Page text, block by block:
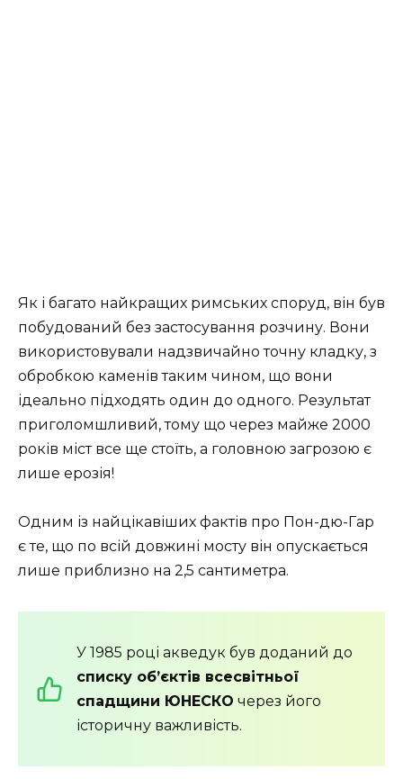
Як і багато найкращих римських споруд, він був
побудований без застосування розчину. Вони
використовували надзвичайно точну кладку, з
обробкою каменів таким чином, що вони
ідеально підходять один до одного. Результат
приголомшливий, тому що через майже 2000
років міст все ще стоїть, а головною загрозою є
лише ерозія!
Одним із найцікавіших фактів про Пон-дю-Гар
є те, що по всій довжині мосту він опускається
лише приблизно на 2,5 сантиметра.
У 1985 році акведук був доданий до
списку об’єктів всесвітньої
спадщини ЮНЕСКО через його
історичну важливість.